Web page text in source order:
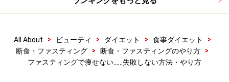
第3位 ストレスをためないよう努力し、気分転換が上
All About > ビューティ > ダイエット > 食事ダイエット
>
断食・ファスティング
> 断食・ファスティングのやり方
>
ファスティングで痩せない……失敗しない方法・やり方